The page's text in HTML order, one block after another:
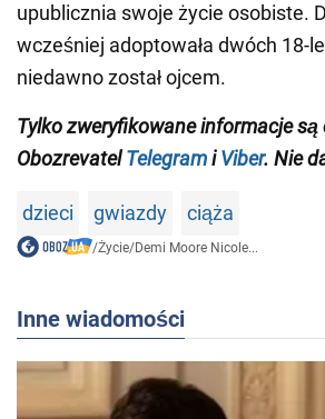
upublicznia swoje życie osobiste.
wcześniej adoptowała dwóch 18-
niedawno został ojcem.
Tylko zweryfikowane informacje
ObozrevatelTelegramiViber. Nie
dzieci gwiazdy ciąża
/Życie/Demi Moore Nicole...
Inne wiadomości